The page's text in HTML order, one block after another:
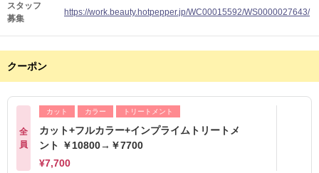
スタッフ
募集
https://work.beauty.hotpepper.jp/WC00015592/WS0000027643/
クーポン
全
員
カット カラー トリートメント
カット+フルカラー+インプライムトリートメ
ント ￥10800→￥7700
¥7,700